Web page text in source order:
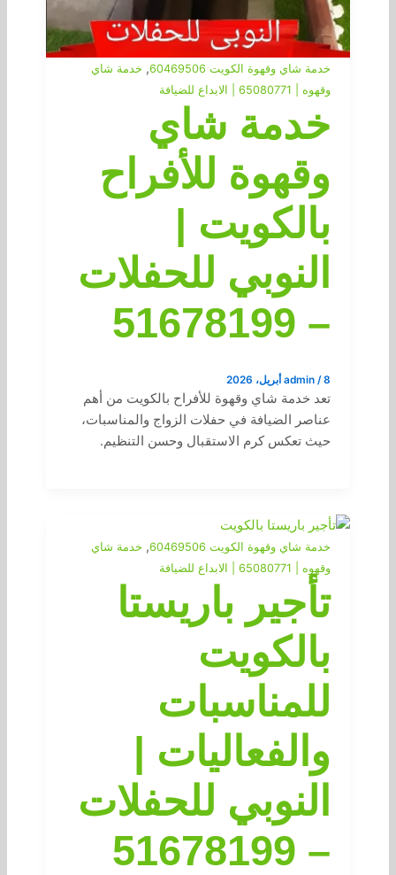
خدمة شاي وقهوة الكويت 60469506 , خدمة شاي
وقهوه | 65080771 | الابداع للضيافة
خدمة شاي
وقهوة للأفراح
بالكويت |
النوبي للحفلات
– 51678199
admin /8 أبريل، 2026
تعد خدمة شاي وقهوة للأفراح بالكويت من أهم
عناصر الضيافة في حفلات الزواج والمناسبات،
حيث تعكس كرم الاستقبال وحسن التنظيم.
خدمة شاي وقهوة الكويت 60469506 , خدمة شاي
وقهوه | 65080771 | الابداع للضيافة
تأجير باريستا
بالكويت
للمناسبات
والفعاليات |
النوبي للحفلات
– 51678199